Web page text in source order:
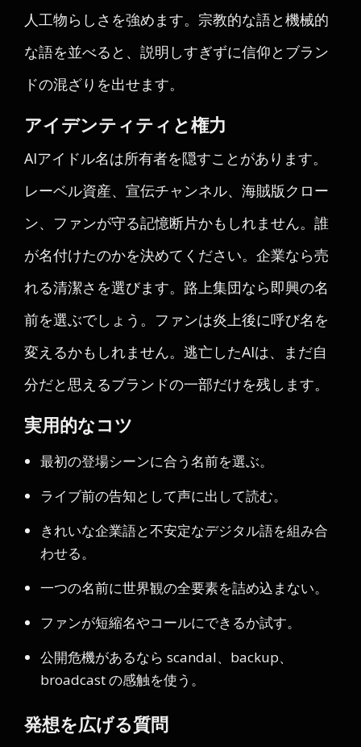
人工物らしさを強めます。宗教的な語と機械的
な語を並べると、説明しすぎずに信仰とブラン
ドの混ざりを出せます。
アイデンティティと権力
AIアイドル名は所有者を隠すことがあります。
レーベル資産、宣伝チャンネル、海賊版クロー
ン、ファンが守る記憶断片かもしれません。誰
が名付けたのかを決めてください。企業なら売
れる清潔さを選びます。路上集団なら即興の名
前を選ぶでしょう。ファンは炎上後に呼び名を
変えるかもしれません。逃亡したAIは、まだ自
分だと思えるブランドの一部だけを残します。
実用的なコツ
最初の登場シーンに合う名前を選ぶ。
ライブ前の告知として声に出して読む。
きれいな企業語と不安定なデジタル語を組み合
わせる。
一つの名前に世界観の全要素を詰め込まない。
ファンが短縮名やコールにできるか試す。
公開危機があるなら scandal、backup、
broadcast の感触を使う。
発想を広げる質問